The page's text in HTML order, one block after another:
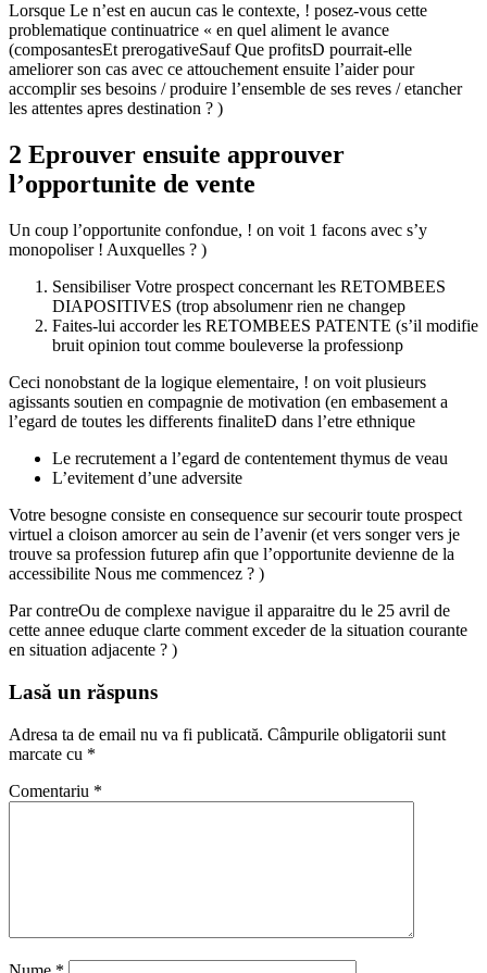
Lorsque Le n’est en aucun cas le contexte, ! posez-vous cette
problematique continuatrice « en quel aliment le avance
(composantesEt prerogativeSauf Que profitsD pourrait-elle
ameliorer son cas avec ce attouchement ensuite l’aider pour
accomplir ses besoins / produire l’ensemble de ses reves / etancher
les attentes apres destination ? )
2 Eprouver ensuite approuver
l’opportunite de vente
Un coup l’opportunite confondue, ! on voit 1 facons avec s’y
monopoliser ! Auxquelles ? )
Sensibiliser Votre prospect concernant les RETOMBEES
DIAPOSITIVES (trop absolumenr rien ne changep
Faites-lui accorder les RETOMBEES PATENTE (s’il modifie
bruit opinion tout comme bouleverse la professionp
Ceci nonobstant de la logique elementaire, ! on voit plusieurs
agissants soutien en compagnie de motivation (en embasement a
l’egard de toutes les differents finaliteD dans l’etre ethnique
Le recrutement a l’egard de contentement thymus de veau
L’evitement d’une adversite
Votre besogne consiste en consequence sur secourir toute prospect
virtuel a cloison amorcer au sein de l’avenir (et vers songer vers je
trouve sa profession futurep afin que l’opportunite devienne de la
accessibilite Nous me commencez ? )
Par contreOu de complexe navigue il apparaitre du le 25 avril de
cette annee eduque clarte comment exceder de la situation courante
en situation adjacente ? )
Lasă un răspuns
Adresa ta de email nu va fi publicată. Câmpurile obligatorii sunt
marcate cu *
Comentariu *